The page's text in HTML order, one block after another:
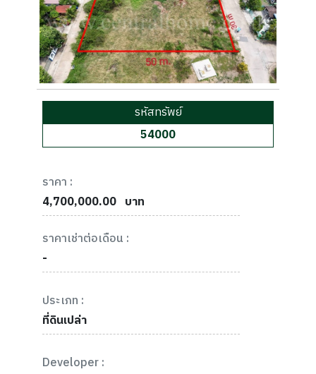
รหัสทรัพย์
54000
ราคา :
4,700,000.00 บาท
ราคาเช่าต่อเดือน :
-
ประเภท :
ที่ดินเปล่า
Developer :